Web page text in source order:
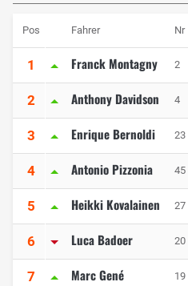
Pos Fahrer Nr
1 Franck Montagny 2
2 Anthony Davidson 4
3 Enrique Bernoldi 23
4 Antonio Pizzonia 45
5 Heikki Kovalainen 27
6 Luca Badoer 20
7 Marc Gené 19